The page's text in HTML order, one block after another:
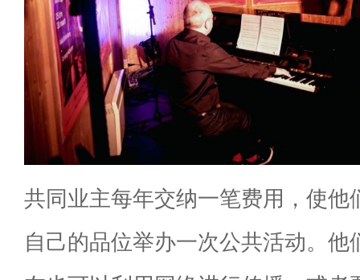
共同业主每年交纳一笔费用，使他
自己的品位举办一次公共活动。他